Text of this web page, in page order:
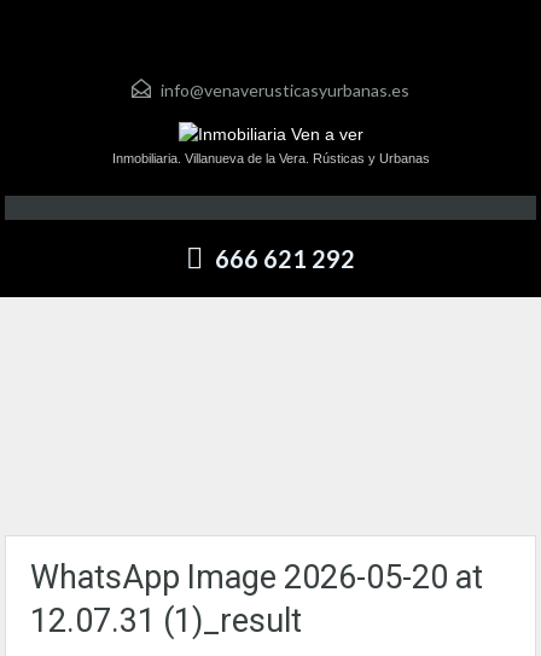
info@venaverusticasyurbanas.es
Inmobiliaria. Villanueva de la Vera. Rústicas y Urbanas
666 621 292
WhatsApp Image 2026-05-20 at
12.07.31 (1)_result